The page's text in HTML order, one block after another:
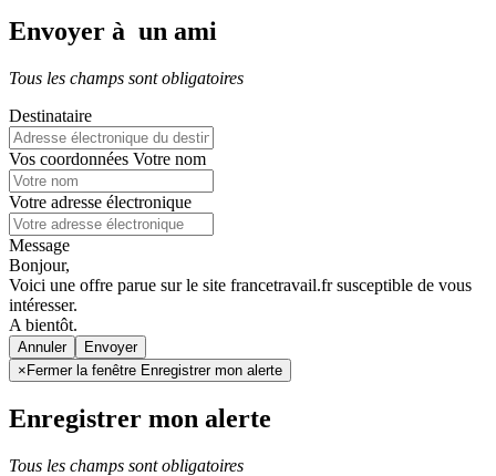
Envoyer à un ami
Tous les champs sont obligatoires
Destinataire
Vos coordonnées Votre nom
Votre adresse électronique
Message
Bonjour,
Voici une offre parue sur le site francetravail.fr susceptible de vous
intéresser.
A bientôt.
Annuler
× Fermer la fenêtre Enregistrer mon alerte
Enregistrer mon alerte
Tous les champs sont obligatoires